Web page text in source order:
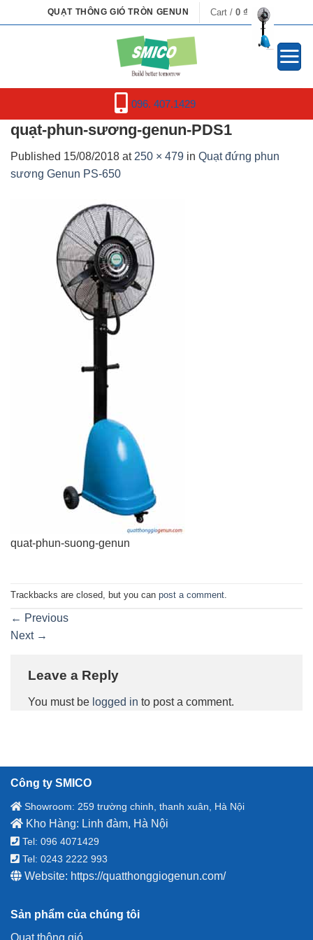
to
QUẠT THÔNG GIÓ TRÒN GENUN Cart / 0 ₫
096. 407.1429
quạt-phun-sương-genun-PDS1
Published 15/08/2018 at 250 × 479 in Quạt đứng phun
sương Genun PS-650
quat-phun-suong-genun
Trackbacks are closed, but you can post a comment.
← Previous
Next →
Leave a Reply
You must be logged in to post a comment.
Công ty SMICO
Showroom: 259 trường chinh, thanh xuân, Hà Nội
Kho Hàng: Linh đàm, Hà Nội
Tel: 096 4071429
Tel: 0243 2222 993
Website: https://quatthonggiogenun.com/
Sản phẩm của chúng tôi